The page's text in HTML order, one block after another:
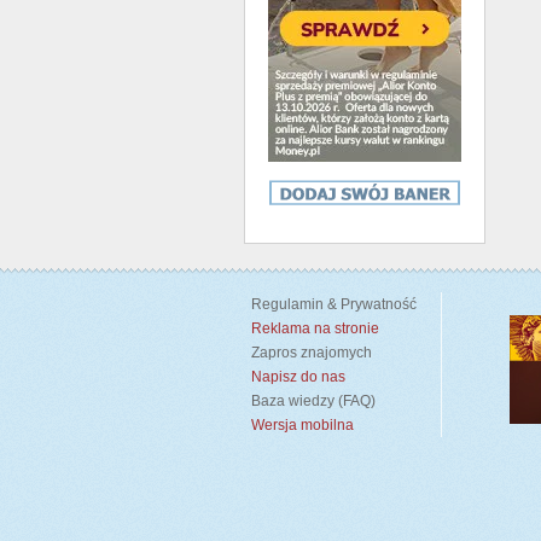
Regulamin & Prywatność
Reklama na stronie
Zapros znajomych
Napisz do nas
Baza wiedzy (FAQ)
Wersja mobilna